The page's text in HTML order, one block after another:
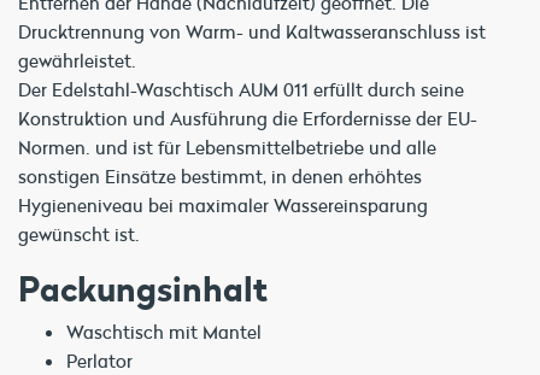
Drucktrennung von Warm- und Kaltwasseranschluss ist
gewährleistet.
Der Edelstahl-Waschtisch AUM 011 erfüllt durch seine
Konstruktion und Ausführung die Erfordernisse der EU-
Normen. und ist für Lebensmittelbetriebe und alle
sonstigen Einsätze bestimmt, in denen erhöhtes
Hygieneniveau bei maximaler Wassereinsparung
gewünscht ist.
Packungsinhalt
Waschtisch mit Mantel
Perlator